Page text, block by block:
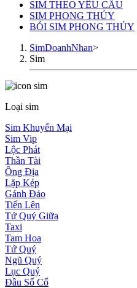
SIM THEO YÊU CẦU
SIM PHONG THỦY
BÓI SIM PHONG THỦY
SimDoanhNhan>
Sim
Loại sim
Sim Khuyến Mại
Sim Vip
Lộc Phát
Thần Tài
Ông Địa
Lặp Kép
Gánh Đảo
Tiến Lên
Tứ Quý Giữa
Taxi
Tam Hoa
Tứ Quý
Ngũ Quý
Lục Quý
Đầu Số Cổ